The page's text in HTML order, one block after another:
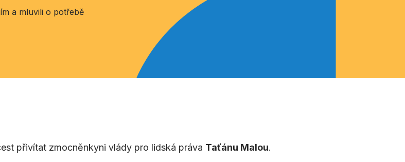
a mluvili o potřebě
přivítat zmocněnkyni vlády pro lidská práva Taťánu Malou.